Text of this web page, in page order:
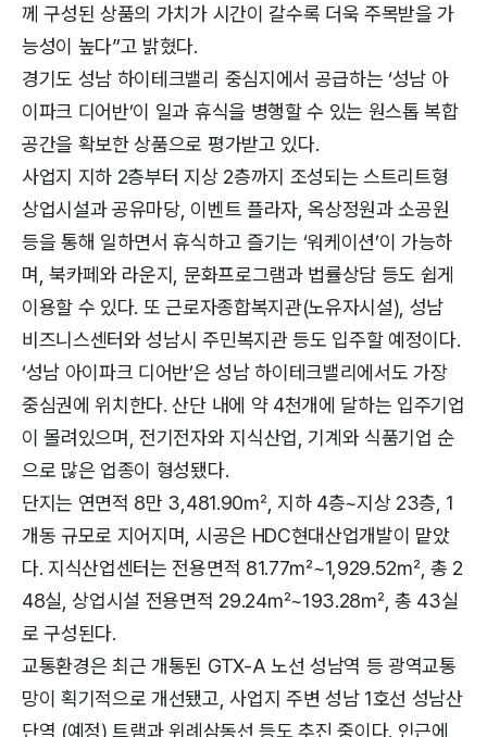
께 구성된 상품의 가치가 시간이 갈수록 더욱 주목받을 가
능성이 높다”고 밝혔다.
경기도 성남 하이테크밸리 중심지에서 공급하는 ‘성남 아
이파크 디어반’이 일과 휴식을 병행할 수 있는 원스톱 복합
공간을 확보한 상품으로 평가받고 있다.
사업지 지하 2층부터 지상 2층까지 조성되는 스트리트형
상업시설과 공유마당, 이벤트 플라자, 옥상정원과 소공원
등을 통해 일하면서 휴식하고 즐기는 ‘워케이션’이 가능하
며, 북카페와 라운지, 문화프로그램과 법률상담 등도 쉽게
이용할 수 있다. 또 근로자종합복지관(노유자시설), 성남
비즈니스센터와 성남시 주민복지관 등도 입주할 예정이다.
‘성남 아이파크 디어반’은 성남 하이테크밸리에서도 가장
중심권에 위치한다. 산단 내에 약 4천개에 달하는 입주기업
이 몰려있으며, 전기전자와 지식산업, 기계와 식품기업 순
으로 많은 업종이 형성됐다.
단지는 연면적 8만 3,481.90㎡, 지하 4층~지상 23층, 1
개동 규모로 지어지며, 시공은 HDC현대산업개발이 맡았
다. 지식산업센터는 전용면적 81.77㎡~1,929.52㎡, 총 2
48실, 상업시설 전용면적 29.24㎡~193.28㎡, 총 43실
로 구성된다.
교통환경은 최근 개통된 GTX-A 노선 성남역 등 광역교통
망이 획기적으로 개선됐고, 사업지 주변 성남 1호선 성남산
단역 (예정) 트램과 위례삼동선 등도 추진 중이다. 인근에